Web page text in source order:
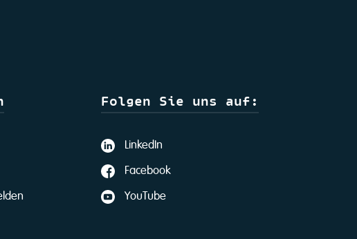
Folgen Sie uns auf:
LinkedIn
Facebook
YouTube